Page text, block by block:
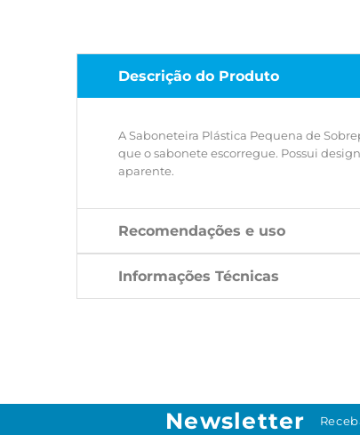
Descrição do Produto
A Saboneteira Plástica Pequena de
que o sabonete escorregue. Possui
aparente.
Recomendações e uso
Informações Técnicas
Newsletter